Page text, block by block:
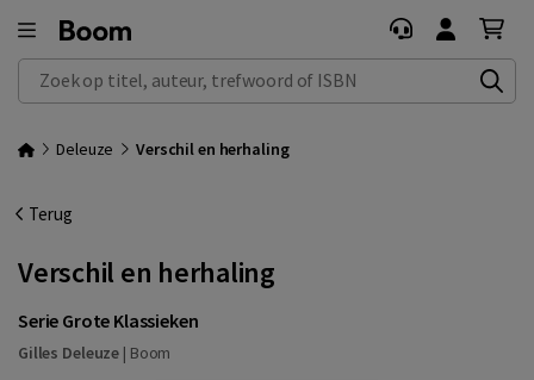
Zoek op titel, auteur, trefwoord of ISBN
Deleuze Verschil en herhaling
Terug
Verschil en herhaling
Serie Grote Klassieken
Gilles Deleuze | Boom